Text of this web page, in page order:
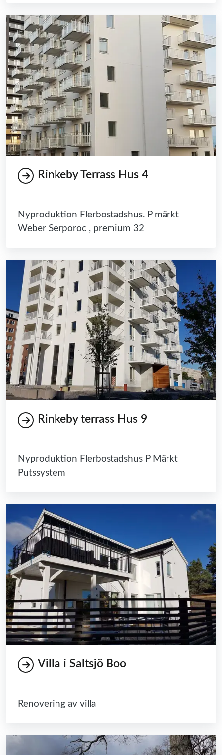
Rinkeby Terrass Hus 4
Nyproduktion Flerbostadshus. P märkt
Weber Serporoc , premium 32
Rinkeby terrass Hus 9
Nyproduktion Flerbostadshus P Märkt
Putssystem
Villa i Saltsjö Boo
Renovering av villa